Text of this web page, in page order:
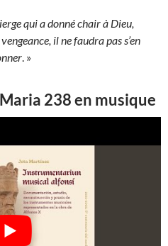
qui a donné chair à Dieu,
il ne faudra pas s’en
. »
238 en musique